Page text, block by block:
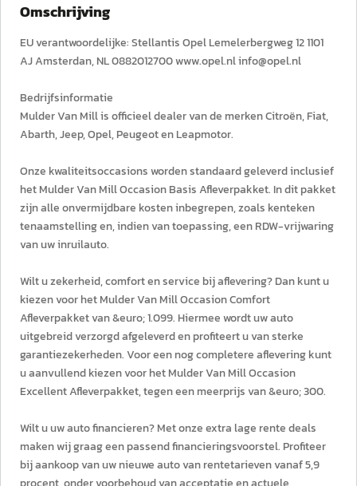
Omschrijving
EU verantwoordelijke: Stellantis Opel Lemelerbergweg 12 1101
AJ Amsterdan, NL 0882012700 www.opel.nl info@opel.nl
Bedrijfsinformatie
Mulder Van Mill is officieel dealer van de merken Citroën, Fiat,
Abarth, Jeep, Opel, Peugeot en Leapmotor.
Onze kwaliteitsoccasions worden standaard geleverd inclusief
het Mulder Van Mill Occasion Basis Afleverpakket. In dit pakket
zijn alle onvermijdbare kosten inbegrepen, zoals kenteken
tenaamstelling en, indien van toepassing, een RDW-vrijwaring
van uw inruilauto.
Wilt u zekerheid, comfort en service bij aflevering? Dan kunt u
kiezen voor het Mulder Van Mill Occasion Comfort
Afleverpakket van &euro; 1.099. Hiermee wordt uw auto
uitgebreid verzorgd afgeleverd en profiteert u van sterke
garantiezekerheden. Voor een nog completere aflevering kunt
u aanvullend kiezen voor het Mulder Van Mill Occasion
Excellent Afleverpakket, tegen een meerprijs van &euro; 300.
Wilt u uw auto financieren? Met onze extra lage rente deals
maken wij graag een passend financieringsvoorstel. Profiteer
bij aankoop van uw nieuwe auto van rentetarieven vanaf 5,9